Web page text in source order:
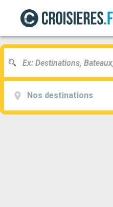
Nos destinations